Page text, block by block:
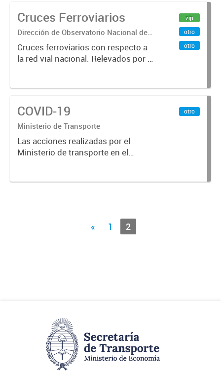
Se estimaron matrices OD viales de
Cruces Ferroviarios
Dirección de Observatorio Nacional de
Transporte
Cruces ferroviarios con respecto a
la red vial nacional. Relevados por la
zip
otro
otro
COVID-19
Ministerio de Transporte
Las acciones realizadas por el
Ministerio de transporte en el
otro
« 1 2